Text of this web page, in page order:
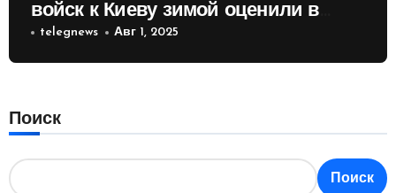
войск к Киеву зимой оценили в
России
telegnews Авг 1, 2025
Поиск
Поиск